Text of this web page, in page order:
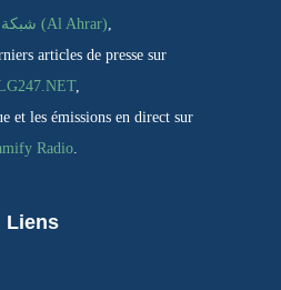
شبكة الاحرار (Al Ahrar),
articles de presse sur
,
et les émissions en direct sur
Radio.
Liens